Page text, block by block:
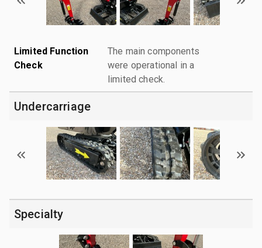
Limited Function
Check
The main components
were operational in a
limited check.
Undercarriage
Specialty